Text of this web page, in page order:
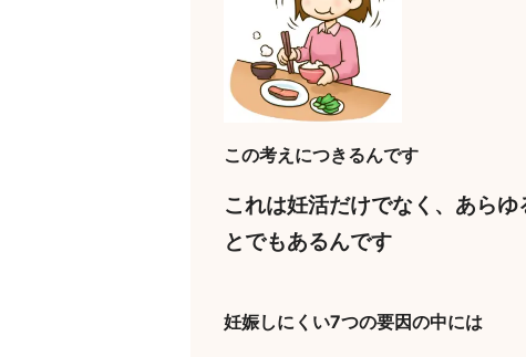
この考えにつきるんです
これは妊活だけでなく、あら
とでもあるんです
妊娠しにくい7つの要因の中には